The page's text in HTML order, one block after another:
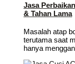
Jasa
& Tahan Lama
Masalah atap
terutama saat
hanya